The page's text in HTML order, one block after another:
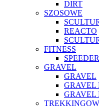
DIRT
SZOSOWE
REACTO
FITNESS
SPEEDER
GRAVEL
GRAVEL
GRAVEL
GRAVEL